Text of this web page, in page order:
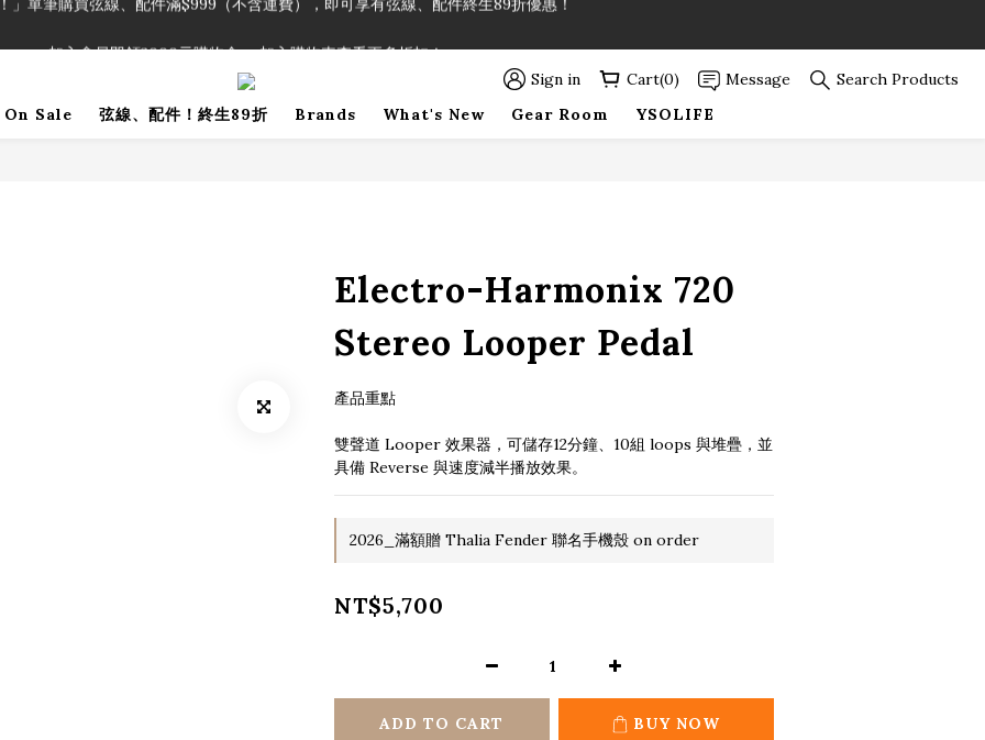
！」單筆購買弦線、配件滿$999（不含運費），即可享有弦線、配件終生89折優惠！
Sign in Cart(0) Message
Search Products
On Sale 弦線、配件！終生89折 Brands What's New Gear Room YSOLIFE
Electro-Harmonix 720
Stereo Looper Pedal
產品重點
雙聲道 Looper 效果器，可儲存12分鐘、10組 loops 與堆疊，並
具備 Reverse 與速度減半播放效果。
2026_滿額贈 Thalia Fender 聯名手機殼 on order
NT$5,700
ADD TO CART BUY NOW